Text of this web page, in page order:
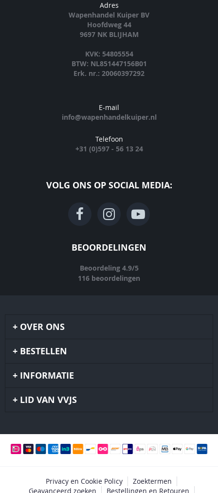
Adres
Wapenhandel Kuiper BV
Hoofdweg 44
9697 NK BLIJHAM
KVK: 54805554
BTW: NL851447156B01
Erk. nr.: 20060397292
E-mail
info@wapenhandelkuiper.nl
Telefoon
+31 (0)597 - 56 13 24
VOLG ONS OP SOCIAL MEDIA:
BEOORDELINGEN
Beoordeling 4.9/5
116 beoordelingen
OVER ONS
BESTELLEN
INFORMATIE
LID VAN VVJS
Privacy en Cookie Policy
Zoektermen
Geavanceerd zoeken
Bestellingen en Retouren